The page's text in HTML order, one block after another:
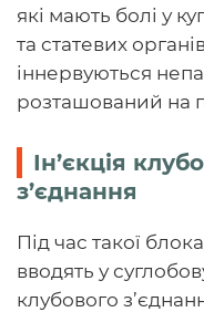
які мають болі у
та статевих
іннервуються
розташований на
Ін’єкція
з’єднання
Під час такої
вводять у
клубового